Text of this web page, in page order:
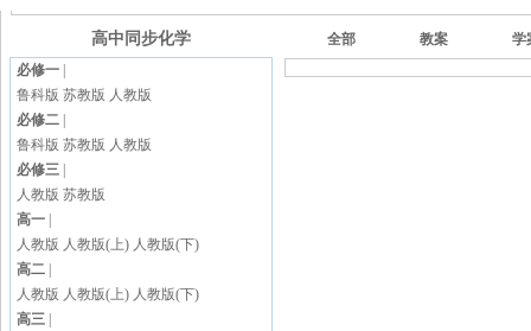
高中同步化学
必修一
鲁科版 苏教版 人教版
必修二
鲁科版 苏教版 人教版
必修三
人教版 苏教版
高一
人教版 人教版(上) 人教版(下)
高二
人教版 人教版(上) 人教版(下)
高三
全部 教案 学